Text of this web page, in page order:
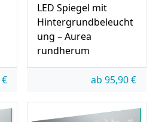
€
LED Spiegel mit
Hintergrundbeleucht
ung – Aurea
rundherum
ab 95,90€